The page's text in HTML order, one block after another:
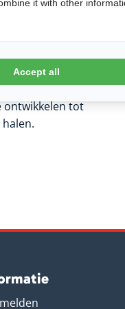
bijzonder
ontwikkelen tot
it with other
Accept all